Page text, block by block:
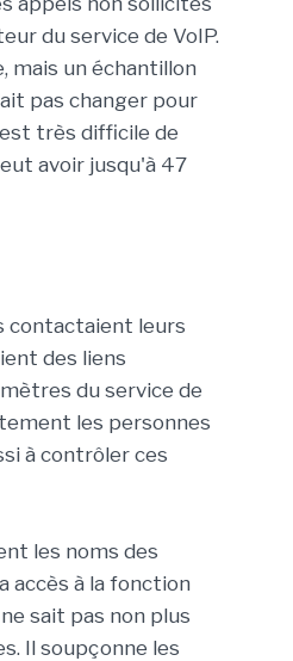
du service de VoIP.
mais un échantillon
pas changer pour
très difficile de
avoir jusqu'à 47
contactaient leurs
des liens
du service de
les personnes
à contrôler ces
les noms des
accès à la fonction
sait pas non plus
Il soupçonne les